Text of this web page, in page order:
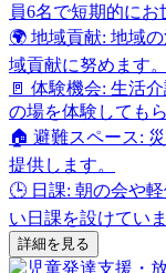
員6名で短期的にお
🌍 地域貢献: 地域
域貢献に努めます。
🚪 体験機会: 生活
の場を体験しても
🏠 避難スペース:
提供します。
🕒 日課: 朝の会や
い日課を設けていま
詳細を見る